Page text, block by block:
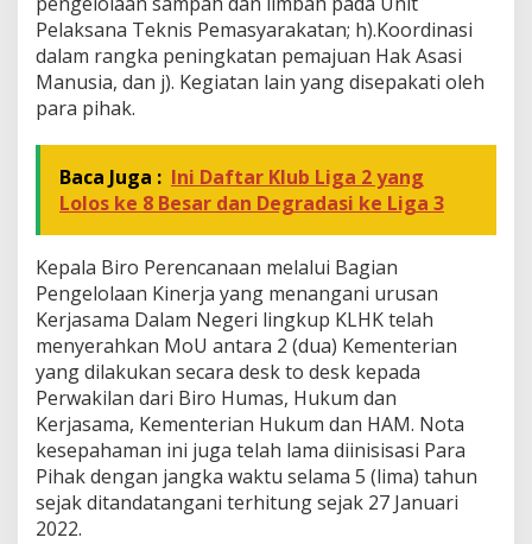
Pelaksana Teknis Pemasyarakatan; h).Koordinasi
dalam rangka peningkatan pemajuan Hak Asasi
Manusia, dan j). Kegiatan lain yang disepakati oleh
para pihak.
Baca Juga : Ini Daftar Klub Liga 2 yang
Lolos ke 8 Besar dan Degradasi ke Liga 3
Kepala Biro Perencanaan melalui Bagian
Pengelolaan Kinerja yang menangani urusan
Kerjasama Dalam Negeri lingkup KLHK telah
menyerahkan MoU antara 2 (dua) Kementerian
yang dilakukan secara desk to desk kepada
Perwakilan dari Biro Humas, Hukum dan
Kerjasama, Kementerian Hukum dan HAM. Nota
kesepahaman ini juga telah lama diinisisasi Para
Pihak dengan jangka waktu selama 5 (lima) tahun
sejak ditandatangani terhitung sejak 27 Januari
2022.